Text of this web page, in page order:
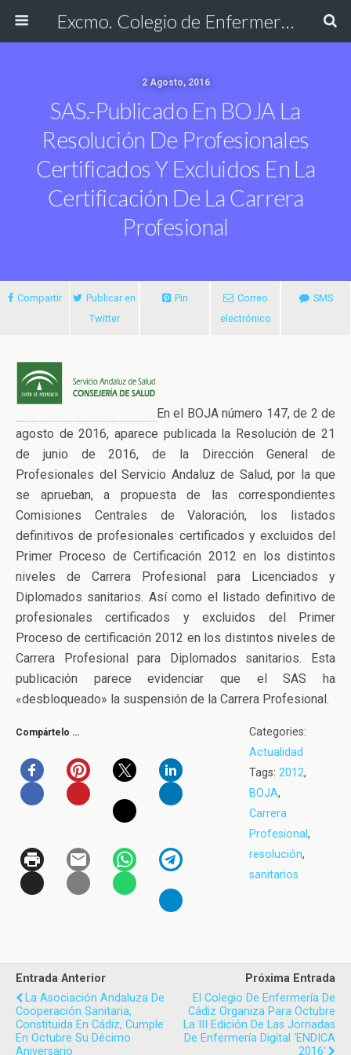
Excmo. Colegio de Enfermería de Cádiz
2 Agosto, 2016
SAS.-Publicado En BOJA La
Resolución De Profesionales
Certificados Y Excluidos En La
Certificación De La Carrera
Profesional
Compartir
Publicar en
Twitter
Pin
Correo
electrónico
SMS
En el BOJA número 147, de 2 de
agosto de 2016, aparece publicada la Resolución de 21
de junio de 2016, de la Dirección General de
Profesionales del Servicio Andaluz de Salud, por la que
se aprueban, a propuesta de las correspondientes
Comisiones Centrales de Valoración, los listados
definitivos de profesionales certificados y excluidos del
Primer Proceso de Certificación 2012 en los distintos
niveles de Carrera Profesional para Licenciados y
Diplomados sanitarios. Así como el listado definitivo de
profesionales certificados y excluidos del Primer
Proceso de certificación 2012 en los distintos niveles de
Carrera Profesional para Diplomados sanitarios. Esta
publicación parece evidenciar que el SAS ha
«desbloqueado» la suspensión de la Carrera Profesional.
Compártelo …
Categories:
Actualidad
Tags: 2012,
BOJA,
Carrera
Profesional,
resolución,
sanitarios
Entrada Anterior
La Asociación Andaluza De
Cooperación Sanitaria,
Constituida En Cádiz, Cumple
En Octubre Su Décimo
Aniversario
Próxima Entrada
El Colegio De Enfermería De
Cádiz Organiza Para Octubre
La III Edición De Las Jornadas
De Enfermería Digital ‘ENDICA
2016’